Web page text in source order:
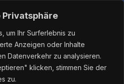
Privatsphäre
um Ihr Surferlebnis zu
Anzeigen oder Inhalte
Datenverkehr zu analysieren.
klicken, stimmen Sie der
zu.
2026 1:53:49 AM